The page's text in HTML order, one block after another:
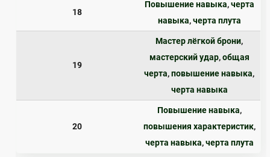
18
Повышение навыка,черта
навыка,черта плута
19
Мастер лёгкой брони,
мастерский удар,общая
черта,повышение навыка,
черта навыка
20
Повышение навыка,
повышения характеристик,
черта навыка,черта плута